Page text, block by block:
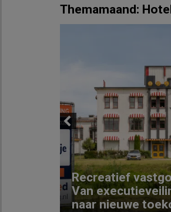
Themamaand:
Previous
Recreatief
Van
naar nieuwe